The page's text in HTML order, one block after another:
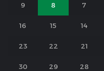
7
8
9
14
15
16
21
22
23
28
29
30